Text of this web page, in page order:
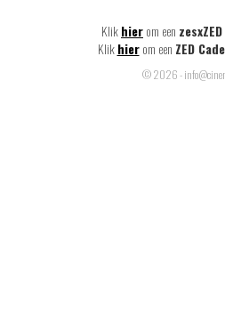
Klikhierom een
Klik hier om een ZED
© 2026 -